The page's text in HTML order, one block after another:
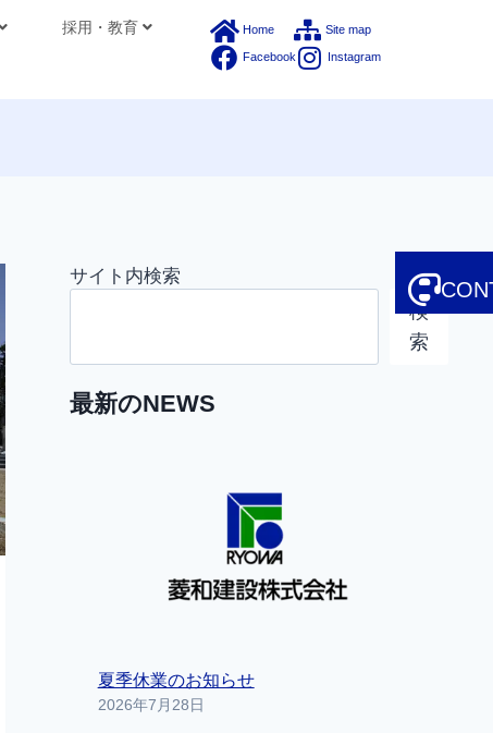
採用・教育 Home Site map
Facebook Instagram
サイト内検索
検
索
最新のNEWS
夏季休業のお知らせ
2026年7月28日